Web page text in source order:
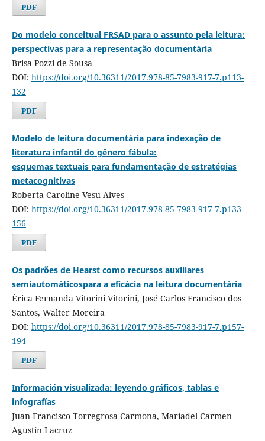
PDF
Do modelo conceitual FRSAD para o assunto pela leitura:
perspectivas para a representação documentária
Brisa Pozzi de Sousa
DOI: https://doi.org/10.36311/2017.978-85-7983-917-7.p113-
132
PDF
Modelo de leitura documentária para indexação de
literatura infantil do gênero fábula:
esquemas textuais para fundamentação de estratégias
metacognitivas
Roberta Caroline Vesu Alves
DOI: https://doi.org/10.36311/2017.978-85-7983-917-7.p133-
156
PDF
Os padrões de Hearst como recursos auxiliares
semiautomáticospara a eficácia na leitura documentária
Érica Fernanda Vitorini Vitorini, José Carlos Francisco dos
Santos, Walter Moreira
DOI: https://doi.org/10.36311/2017.978-85-7983-917-7.p157-
194
PDF
Información visualizada: leyendo gráficos, tablas e
infografías
Juan-Francisco Torregrosa Carmona, Maríadel Carmen
Agustín Lacruz